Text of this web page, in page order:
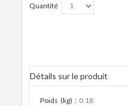
Quantité
Détails sur le produit
Poids (kg) : 0.18